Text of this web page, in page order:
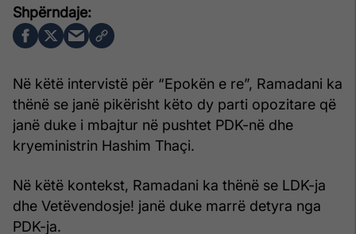
Në këtë intervistë për “Epokën e re”, Ramadani ka
thënë se janë pikërisht këto dy parti opozitare që
janë duke i mbajtur në pushtet PDK-në dhe
kryeministrin Hashim Thaçi.
Në këtë kontekst, Ramadani ka thënë se LDK-ja
dhe Vetëvendosje! janë duke marrë detyra nga
PDK-ja.